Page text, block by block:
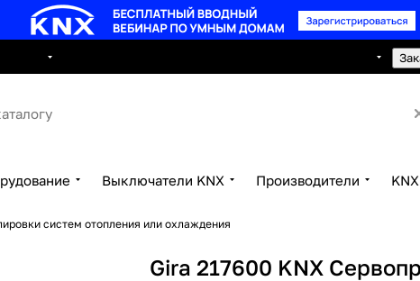
Выключатели KNX Производители
систем отопления или охлаждения
Gira 217600 KNX